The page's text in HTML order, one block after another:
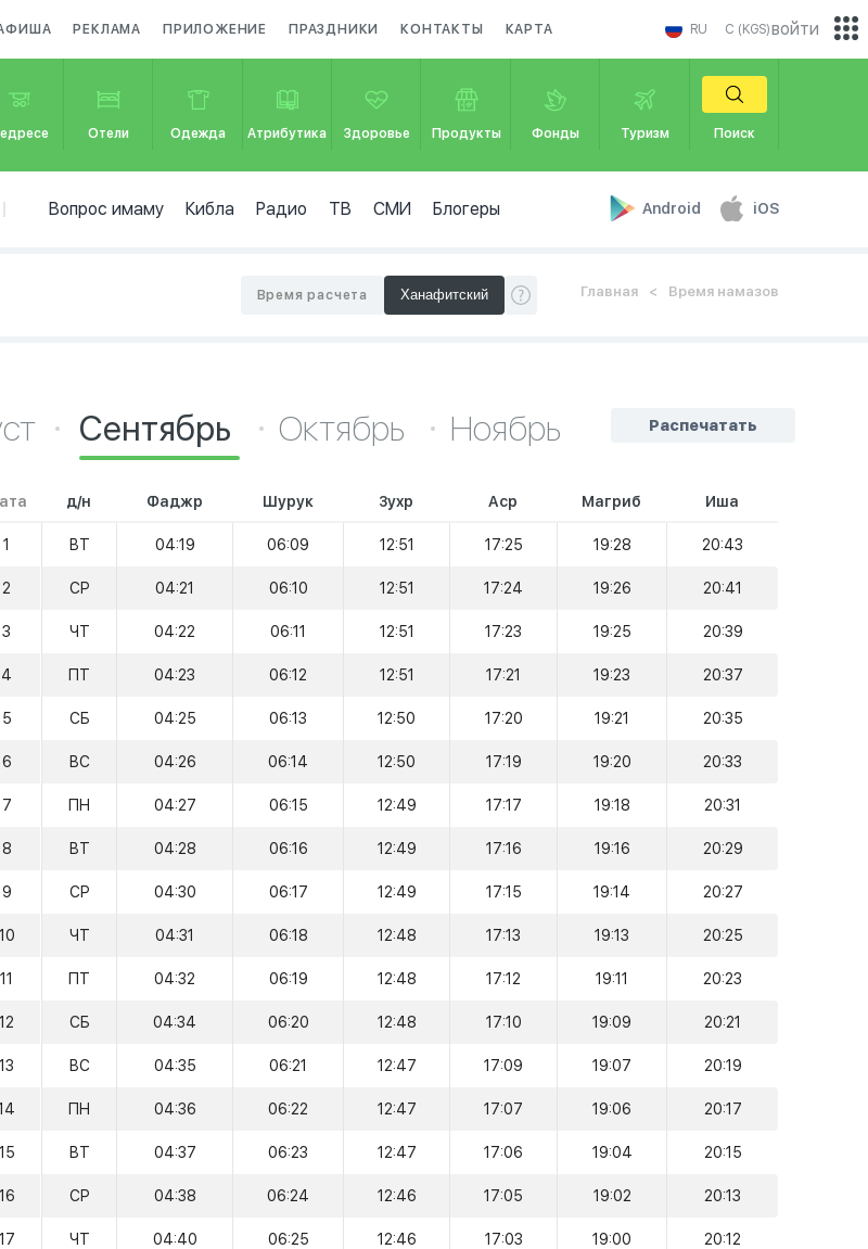
РЕКЛАМА ПРИЛОЖЕНИЕ ПРАЗДНИКИ КОНТАКТЫ КАРТА RU С (KGS)
Отели Одежда Атрибутика Здоровье Продукты Фонды Туризм Поиск
Вопрос имаму Кибла Радио ТВ СМИ Блогеры Android iOS
войти
Главная Время намазов
Время расчета
Распечатать
Сентябрь Октябрь Ноябрь
д/н Фаджр Шурук Зухр Аср Магриб Иша
1 ВТ 04:19 06:09 12:51 17:25 19:28 20:43
2 СР 04:21 06:10 12:51 17:24 19:26 20:41
3 ЧТ 04:22 06:11 12:51 17:23 19:25 20:39
4 ПТ 04:23 06:12 12:51 17:21 19:23 20:37
5 СБ 04:25 06:13 12:50 17:20 19:21 20:35
6 ВС 04:26 06:14 12:50 17:19 19:20 20:33
7 ПН 04:27 06:15 12:49 17:17 19:18 20:31
8 ВТ 04:28 06:16 12:49 17:16 19:16 20:29
9 СР 04:30 06:17 12:49 17:15 19:14 20:27
10 ЧТ 04:31 06:18 12:48 17:13 19:13 20:25
11 ПТ 04:32 06:19 12:48 17:12 19:11 20:23
12 СБ 04:34 06:20 12:48 17:10 19:09 20:21
13 ВС 04:35 06:21 12:47 17:09 19:07 20:19
ПН 04:36 06:22 12:47 17:07 19:06 20:17
15 ВТ 04:37 06:23 12:47 17:06 19:04 20:15
16 СР 04:38 06:24 12:46 17:05 19:02 20:13
17 ЧТ 04:40 06:25 12:46 17:03 19:00 20:12